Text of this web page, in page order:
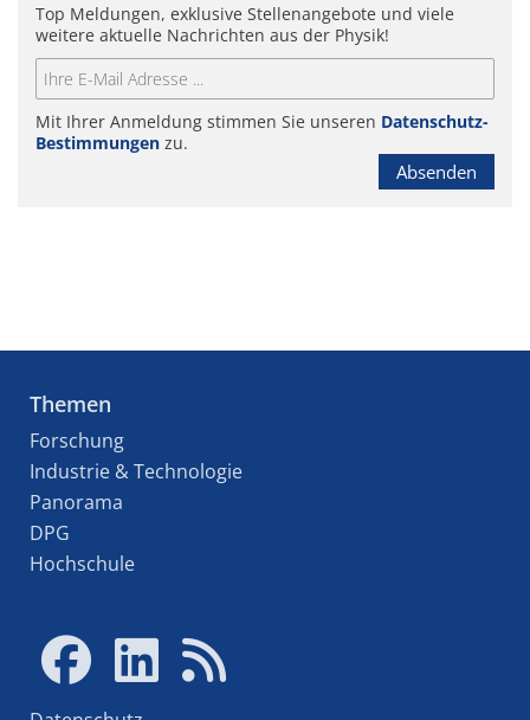
Top Meldungen, exklusive Stellenangebote und viele
weitere aktuelle Nachrichten aus der Physik!
Mit Ihrer Anmeldung stimmen Sie unseren Datenschutz-
Bestimmungen zu.
Absenden
Themen
Forschung
Industrie & Technologie
Panorama
DPG
Hochschule